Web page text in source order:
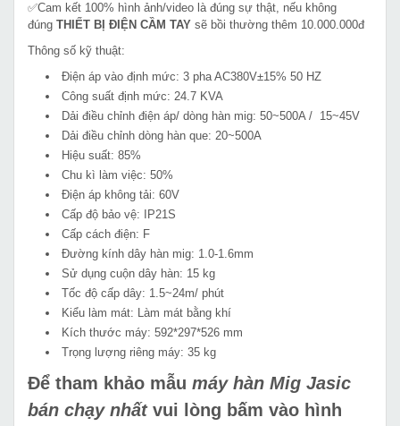
✅Cam kết 100% hình ảnh/video là đúng sự thật, nếu không
đúng THIẾT BỊ ĐIỆN CẦM TAY sẽ bồi thường thêm 10.000.000đ
Thông số kỹ thuật:
Điện áp vào định mức: 3 pha AC380V±15% 50 HZ
Công suất định mức: 24.7 KVA
Dải điều chỉnh điện áp/ dòng hàn mig: 50~500A / 15~45V
Dải điều chỉnh dòng hàn que: 20~500A
Hiệu suất: 85%
Chu kì làm việc: 50%
Điện áp không tải: 60V
Cấp độ bảo vệ: IP21S
Cấp cách điện: F
Đường kính dây hàn mig: 1.0-1.6mm
Sử dụng cuộn dây hàn: 15 kg
Tốc độ cấp dây: 1.5~24m/ phút
Kiểu làm mát: Làm mát bằng khí
Kích thước máy: 592*297*526 mm
Trọng lượng riêng máy: 35 kg
Để tham khảo mẫu máy hàn Mig Jasic
bán chạy nhấtvui lòng bấm vào hình